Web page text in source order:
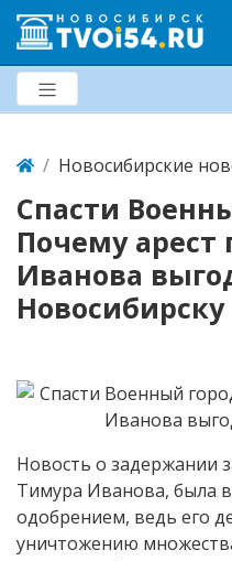
Новосибирские
Спасти
Почему арест
Иванова
Новосибирску
Новость о задержании
Тимура Иванова, была
одобрением, ведь его
уничтожению